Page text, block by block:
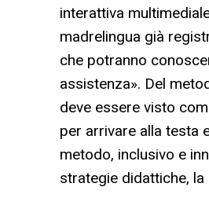
interattiva
madrelingua già
che potranno
assistenza». Del
deve essere visto
per arrivare alla testa
metodo, inclusivo e
strategie didattiche,